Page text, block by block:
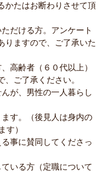
かたはお断わりさせて頂
だける方。アンケート
りますので、ご了承いた
高齢者（６０代以上）
ご了承ください。
が、男性の一人暮らし
す。（後見人は身内の
す）
事に賛同してくださっ
いる方（定職について